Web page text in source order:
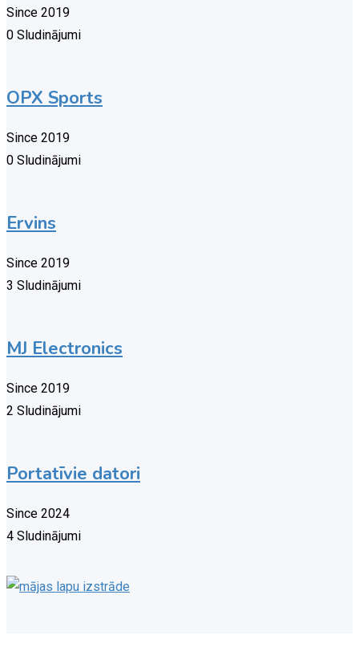
Since 2019
0 Sludinājumi
OPX Sports
Since 2019
0 Sludinājumi
Ervins
Since 2019
3 Sludinājumi
MJ Electronics
Since 2019
2 Sludinājumi
Portatīvie datori
Since 2024
4 Sludinājumi